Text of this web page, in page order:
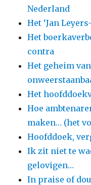
Nederland
Het ‘Jan
Het
contra
Het geheim
Het
Hoe
maken… (het
Hoofddoek,
Ik zit niet te
gelovigen…
In praise of